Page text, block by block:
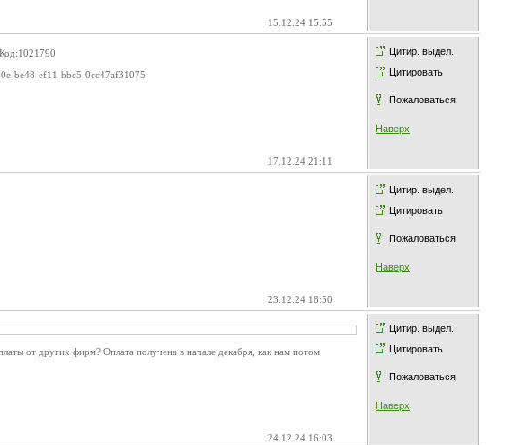
15.12.24 15:55
Цитир. выдел.
Цитировать
Пожаловаться
Наверх
be48-ef11-bbc5-0cc47af31075
17.12.24 21:11
Цитир. выдел.
Цитировать
Пожаловаться
Наверх
23.12.24 18:50
Цитир. выдел.
Цитировать
Пожаловаться
Наверх
от других фирм? Оплата получена в начале декабря, как нам потом
24.12.24 16:03